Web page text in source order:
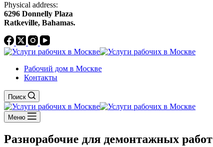
Physical address:
​6296 Donnelly Plaza
Ratkeville, ​Bahamas.
Рабочий дом в Москве
Контакты
Поиск
Меню
Разнорабочие для демонтажных работ